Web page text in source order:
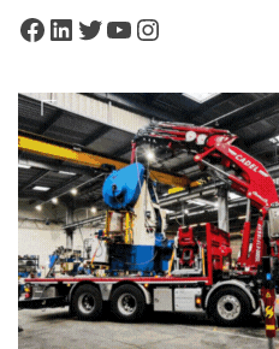
Facebook
LinkedIn
Twitter
YouTube
Instagram